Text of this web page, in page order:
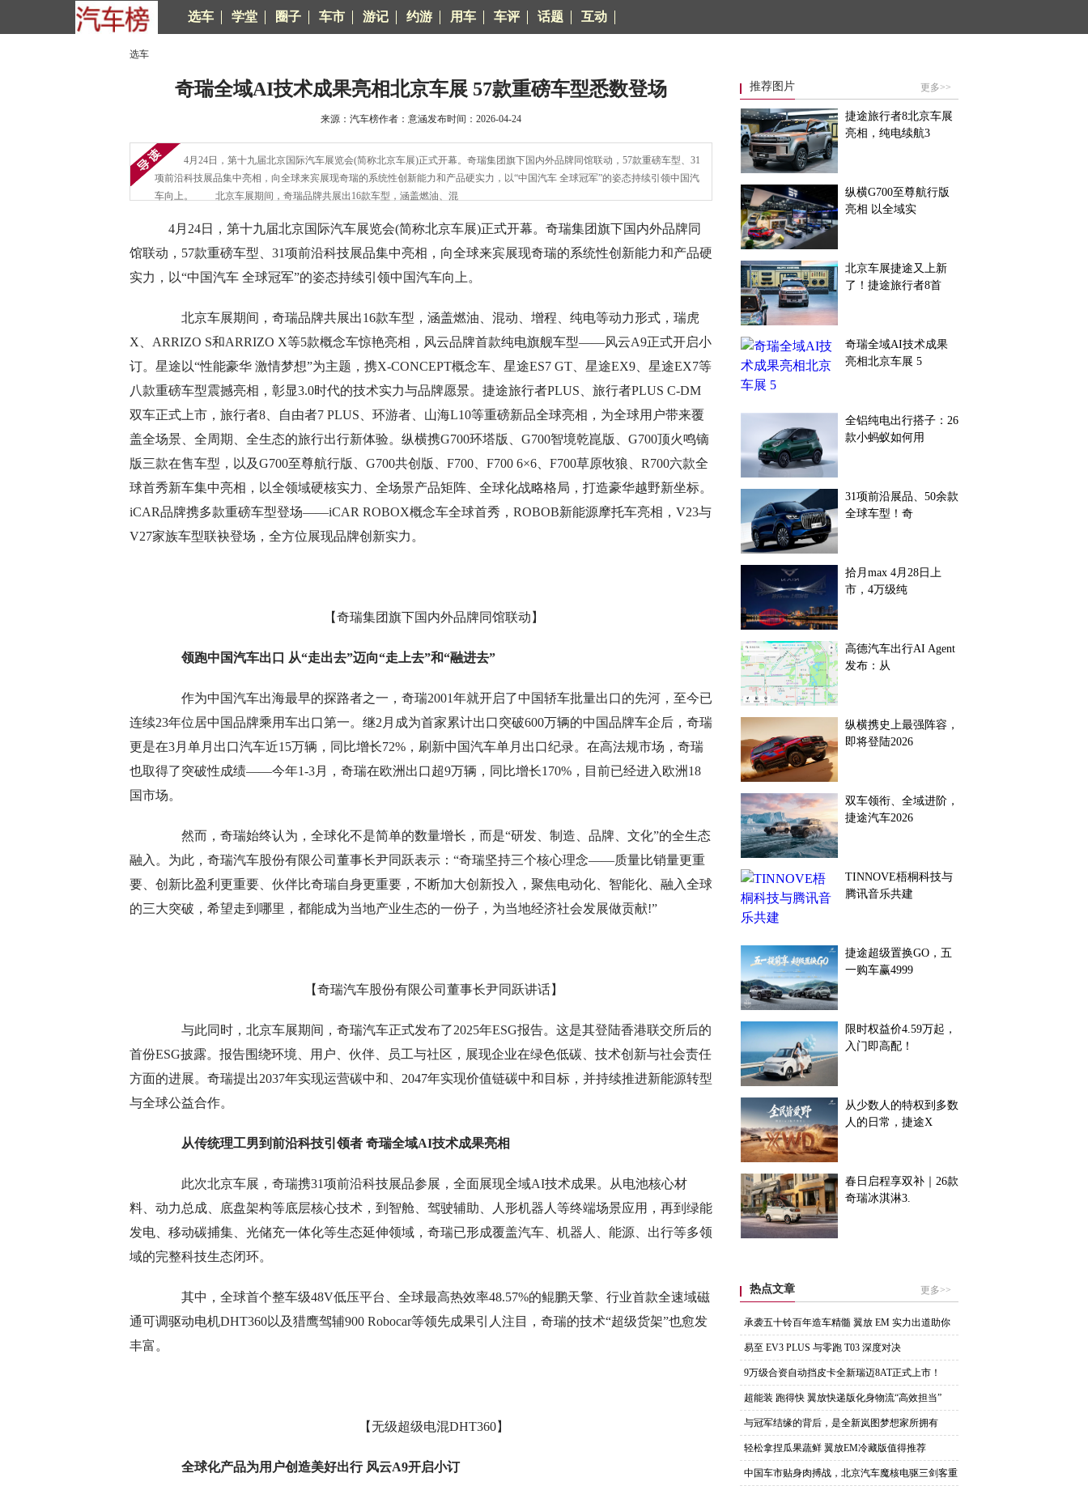
选车 学堂 圈子 车市 游记 约游 用车 车评 话题 互动
选车
奇瑞全域AI技术成果亮相北京车展 57款重磅车型悉数登场
来源：汽车榜作者：意涵发布时间：2026-04-24
4月24日，第十九届北京国际汽车展览会(简称北京车展)正式开幕。奇瑞集团旗下国内外品牌同馆联动，57款重磅车型、31
项前沿科技展品集中亮相，向全球来宾展现奇瑞的系统性创新能力和产品硬实力，以“中国汽车 全球冠军”的姿态持续引领中国汽
车向上。 北京车展期间，奇瑞品牌共展出16款车型，涵盖燃油、混
4月24日，第十九届北京国际汽车展览会(简称北京车展)正式开幕。奇瑞集团旗下国内外品牌同
馆联动，57款重磅车型、31项前沿科技展品集中亮相，向全球来宾展现奇瑞的系统性创新能力和产品硬
实力，以“中国汽车 全球冠军”的姿态持续引领中国汽车向上。
北京车展期间，奇瑞品牌共展出16款车型，涵盖燃油、混动、增程、纯电等动力形式，瑞虎
X、ARRIZO S和ARRIZO X等5款概念车惊艳亮相，风云品牌首款纯电旗舰车型——风云A9正式开启小
订。星途以“性能豪华 激情梦想”为主题，携X-CONCEPT概念车、星途ES7 GT、星途EX9、星途EX7等
八款重磅车型震撼亮相，彰显3.0时代的技术实力与品牌愿景。捷途旅行者PLUS、旅行者PLUS C-DM
双车正式上市，旅行者8、自由者7 PLUS、环游者、山海L10等重磅新品全球亮相，为全球用户带来覆
盖全场景、全周期、全生态的旅行出行新体验。纵横携G700环塔版、G700智境乾崑版、G700顶火鸣镝
版三款在售车型，以及G700至尊航行版、G700共创版、F700、F700 6×6、F700草原牧狼、R700六款全
球首秀新车集中亮相，以全领域硬核实力、全场景产品矩阵、全球化战略格局，打造豪华越野新坐标。
iCAR品牌携多款重磅车型登场——iCAR ROBOX概念车全球首秀，ROBOB新能源摩托车亮相，V23与
V27家族车型联袂登场，全方位展现品牌创新实力。
【奇瑞集团旗下国内外品牌同馆联动】
领跑中国汽车出口 从“走出去”迈向“走上去”和“融进去”
作为中国汽车出海最早的探路者之一，奇瑞2001年就开启了中国轿车批量出口的先河，至今已
连续23年位居中国品牌乘用车出口第一。继2月成为首家累计出口突破600万辆的中国品牌车企后，奇瑞
更是在3月单月出口汽车近15万辆，同比增长72%，刷新中国汽车单月出口纪录。在高法规市场，奇瑞
也取得了突破性成绩——今年1-3月，奇瑞在欧洲出口超9万辆，同比增长170%，目前已经进入欧洲18
国市场。
然而，奇瑞始终认为，全球化不是简单的数量增长，而是“研发、制造、品牌、文化”的全生态
融入。为此，奇瑞汽车股份有限公司董事长尹同跃表示：“奇瑞坚持三个核心理念——质量比销量更重
要、创新比盈利更重要、伙伴比奇瑞自身更重要，不断加大创新投入，聚焦电动化、智能化、融入全球
的三大突破，希望走到哪里，都能成为当地产业生态的一份子，为当地经济社会发展做贡献!”
【奇瑞汽车股份有限公司董事长尹同跃讲话】
与此同时，北京车展期间，奇瑞汽车正式发布了2025年ESG报告。这是其登陆香港联交所后的
首份ESG披露。报告围绕环境、用户、伙伴、员工与社区，展现企业在绿色低碳、技术创新与社会责任
方面的进展。奇瑞提出2037年实现运营碳中和、2047年实现价值链碳中和目标，并持续推进新能源转型
与全球公益合作。
从传统理工男到前沿科技引领者 奇瑞全域AI技术成果亮相
此次北京车展，奇瑞携31项前沿科技展品参展，全面展现全域AI技术成果。从电池核心材
料、动力总成、底盘架构等底层核心技术，到智舱、驾驶辅助、人形机器人等终端场景应用，再到绿能
发电、移动碳捕集、光储充一体化等生态延伸领域，奇瑞已形成覆盖汽车、机器人、能源、出行等多领
域的完整科技生态闭环。
其中，全球首个整车级48V低压平台、全球最高热效率48.57%的鲲鹏天擎、行业首款全速域磁
通可调驱动电机DHT360以及猎鹰驾辅900 Robocar等领先成果引人注目，奇瑞的技术“超级货架”也愈发
丰富。
【无级超级电混DHT360】
全球化产品为用户创造美好出行 风云A9开启小订
推荐图片 更多>>
捷途旅行者8北京车展
亮相，纯电续航3
纵横G700至尊航行版
亮相 以全域实
北京车展捷途又上新
了！捷途旅行者8首
奇瑞全域AI技术成果
亮相北京车展 5
全铝纯电出行搭子：26
款小蚂蚁如何用
31项前沿展品、50余款
全球车型！奇
拾月max 4月28日上
市，4万级纯
高德汽车出行AI Agent
发布：从
纵横携史上最强阵容，
即将登陆2026
双车领衔、全域进阶，
捷途汽车2026
TINNOVE梧桐科技与
腾讯音乐共建
捷途超级置换GO，五
一购车赢4999
限时权益价4.59万起，
入门即高配！
从少数人的特权到多数
人的日常，捷途X
春日启程享双补｜26款
奇瑞冰淇淋3.
热点文章 更多>>
承袭五十铃百年造车精髓 翼放 EM 实力出道助你
易至 EV3 PLUS 与零跑 T03 深度对决
9万级合资自动挡皮卡全新瑞迈8AT正式上市！
超能装 跑得快 翼放快递版化身物流“高效担当”
与冠军结缘的背后，是全新岚图梦想家所拥有
的“冠军
轻松拿捏瓜果蔬鲜 翼放EM冷藏版值得推荐
中国车市贴身肉搏战，北京汽车魔核电驱三剑客重